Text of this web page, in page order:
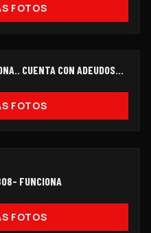
FOTOS
$115,000
CUENTA CON ADEUDOS...
FOTOS
FUNCIONA
FOTOS